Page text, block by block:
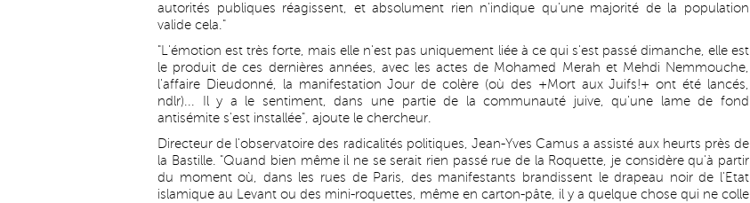
autorités publiques réagissent, et absolument rien n'indique qu'une majorité de la population
valide cela."
"L'émotion est très forte, mais elle n'est pas uniquement liée à ce qui s'est passé dimanche, elle est
le produit de ces dernières années, avec les actes de Mohamed Merah et Mehdi Nemmouche,
l'affaire Dieudonné, la manifestation Jour de colère (où des +Mort aux Juifs!+ ont été lancés,
ndlr)... Il y a le sentiment, dans une partie de la communauté juive, qu'une lame de fond
antisémite s'est installée", ajoute le chercheur.
Directeur de l'observatoire des radicalités politiques, Jean-Yves Camus a assisté aux heurts près de
la Bastille. "Quand bien même il ne se serait rien passé rue de la Roquette, je considère qu'à partir
du moment où, dans les rues de Paris, des manifestants brandissent le drapeau noir de l'Etat
islamique au Levant ou des mini-roquettes, même en carton-pâte, il y a quelque chose qui ne colle